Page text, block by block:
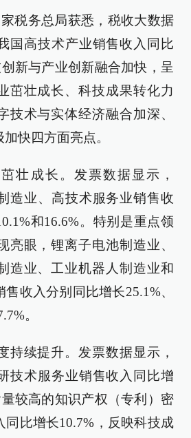
税务总局获悉，税收大数据
国高技术产业销售收入同比
新与产业创新融合加快，呈
茁壮成长、科技成果转化力
技术与实体经济融合加深、
快四方面亮点。
壮成长。发票数据显示，
造业、高技术服务业销售收
和16.6%。特别是重点领
亮眼，锂离子电池制造业、
造业、工业机器人制造业和
收入分别同比增长25.1%、
。
持续提升。发票数据显示，
技术服务业销售收入同比增
较高的知识产权（专利）密
同比增长10.7%，反映科技成